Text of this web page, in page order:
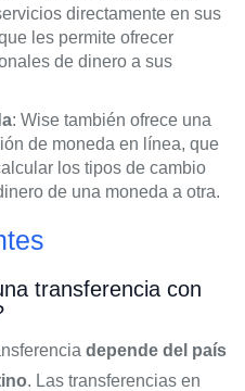
directamente en sus
les permite ofrecer
de dinero a sus
: Wise también ofrece una
de moneda en línea, que
los tipos de cambio
de una moneda a otra.
transferencia con
depende del país
. Las transferencias en